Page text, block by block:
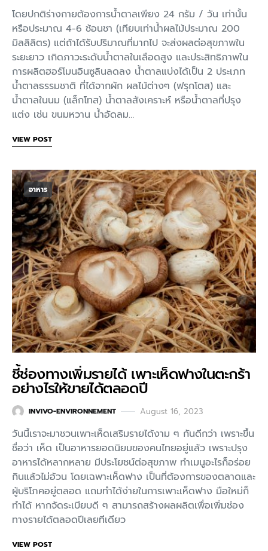
โดยปกติร่างกายต้องการน้ำตาลเพียง 24 กรัม / วัน เท่านั้น
หรือประมาณ 4-6 ช้อนชา (เทียบเท่าน้ำผลไม้ประมาณ 200
มิลลิลิตร) แต่ถ้าได้รับปริมาณที่มากไป จะส่งผลต่อสุขภาพใน
ระยะยาว เกิดภาวะระดับน้ำตาลในเลือดสูง และประสิทธิภาพใน
การผลิตฮอร์โมนอินซูลินลดลง น้ำตาลแบ่งได้เป็น 2 ประเภท
น้ำตาลธรรมชาติ ที่ได้จากผัก ผลไม้ต่างๆ (ฟรุกโตส) และ
น้ำตาลในนม (แล็กโทส) น้ำตาลสังเคราะห์ หรือน้ำตาลที่ปรุง
แต่ง เช่น ขนมหวาน น้ำอัดลม…
VIEW POST
อาหาร
ชี้ช่องทางเพิ่มรายได้ เพาะเห็ดฟางในตะกร้า
อย่างไรให้ขายได้ตลอดปี
INVIVO-ENVIRONNEMENT August 16, 2023
วันนี้เราจะมาชวนเพาะเห็ดเสริมรายได้งาม ๆ กันดีกว่า เพราะขึ้น
ชื่อว่า เห็ด เป็นอาหารยอดนิยมของคนไทยอยู่แล้ว เพราะปรุง
อาหารได้หลากหลาย มีประโยชน์ต่อสุขภาพ ทำเมนูอะไรก็อร่อย
กินแล้วไม่อ้วน โดยเฉพาะเห็ดฟาง เป็นที่ต้องการของตลาดและ
ผู้บริโภคอยู่ตลอด แถมทำได้ง่ายในการเพาะเห็ดฟาง มือใหม่ก็
ทำได้ หากจัดระเบียบดี ๆ สามารถสร้างผลผลิตเพื่อเพิ่มช่อง
ทางรายได้ตลอดปีเลยทีเดียว
VIEW POST